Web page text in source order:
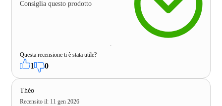
Consiglia questo prodotto
Questa recensione ti è stata utile?
1 0
Théo
Recensito il: 11 gen 2026